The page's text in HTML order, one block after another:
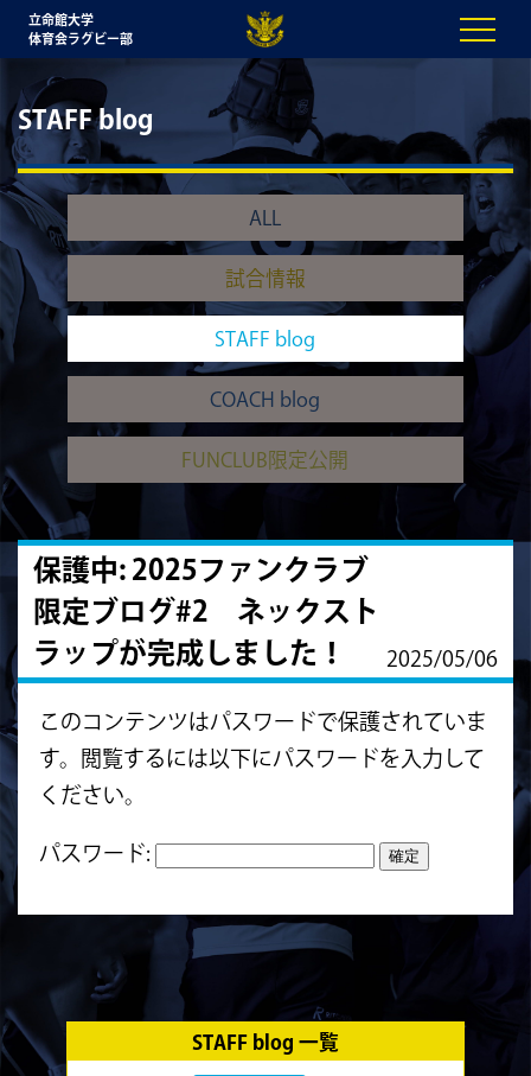
立命館大学
体育会ラグビー部
STAFF blog
ALL
試合情報
STAFF blog
COACH blog
FUNCLUB限定公開
保護中: 2025ファンクラブ
限定ブログ#2 ネックスト
ラップが完成しました！
2025/05/06
このコンテンツはパスワードで保護されていま
す。閲覧するには以下にパスワードを入力して
ください。
パスワード:
STAFF blog 一覧